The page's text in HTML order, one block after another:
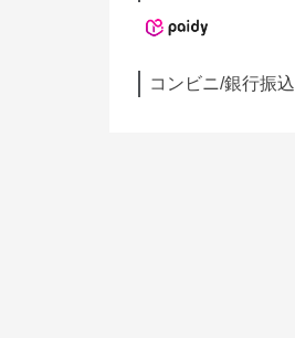
コンビニ/銀行振込